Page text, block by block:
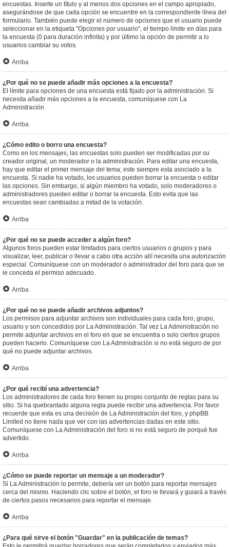
encuestas. Inserte un título y al menos dos opciones en el campo apropiado,
asegurándose de que cada opción se encuentre en la correspondiente línea del
formulario. También puede elegir el número de opciones que el usuario puede
seleccionar en la etiqueta "Opciones por usuario", el tiempo límite en días para
la encuesta (0 para duración infinita) y por último la opción de permitir a lo
usuarios cambiar su votos.
Arriba
¿Por qué no se puede añadir más opciones a la encuesta?
El límite para opciones de una encuesta está fijado por la administración. Si
necesita añadir más opciones a la encuesta, comuníquese con La
Administración.
Arriba
¿Cómo edito o borro una encuesta?
Como en los mensajes, las encuestas solo pueden ser modificadas por su
creador original, un moderador o la administración. Para editar una encuesta,
hay que editar el primer mensaje del tema; este siempre esta asociado a la
encuesta. Si nadie ha votado, los usuarios pueden borrar la encuesta o editar
las opciones. Sin embargo, si algún miembro ha votado, solo moderadores o
administradores pueden editar o borrar la encuesta. Esto evita que las
encuestas sean cambiadas a mitad de la votación.
Arriba
¿Por qué no se puede acceder a algún foro?
Algunos foros pueden estar limitados para ciertos usuarios o grupos y para
visualizar, leer, publicar o llevar a cabo otra acción allí necesita una autorización
especial. Comuníquese con un moderador o administrador del foro para que se
le conceda el permiso adecuado.
Arriba
¿Por qué no se puede añadir archivos adjuntos?
Los permisos para adjuntar archivos son individuales para cada foro, grupo,
usuario y son concedidos por La Administración. Tal vez La Administración no
permite adjuntar archivos en el foro en que se encuentra o solo ciertos grupos
pueden hacerlo. Comuníquese con La Administración si no está seguro de por
qué no puede adjuntar archivos.
Arriba
¿Por qué recibí una advertencia?
Los administradores de cada foro tienen su propio conjunto de reglas para su
sitio. Si ha quebrantado alguna regla puede recibir una advertencia. Por favor
recuerde que esta es una decisión de La Administración del foro, y phpBB
Limited no tiene nada que ver con las advertencias dadas en este sitio.
Comuníquese con La Administración del foro si no está seguro de porqué fue
advertido.
Arriba
¿Cómo se puede reportar un mensaje a un moderador?
Si La Administración lo permite, debería ver un botón para reportar mensajes
cerca del mismo. Haciendo clic sobre el botón, el foro le llevará y guiará a través
de ciertos pasos necesarios para reportar el mensaje.
Arriba
¿Para qué sirve el botón "Guardar" en la publicación de temas?